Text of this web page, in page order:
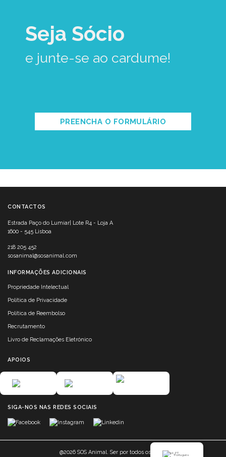
Seja Sócio
e junte-se ao cardume!
PREENCHA O FORMULÁRIO
Português
CONTACTOS
Estrada Paço do Lumiar| Lote R4 - Loja A
1600 - 545 Lisboa
218 205 452
sosanimal@sosanimal.com
INFORMAÇÕES ADICIONAIS
Propriedade Intelectual
Política de Privacidade
Política de Reembolso
Recrutamento
Livro de Reclamações Eletrónico
APOIOS
SIGA-NOS NAS REDES SOCIAIS
@2026 SOS Animal. Ser por todos os seres.